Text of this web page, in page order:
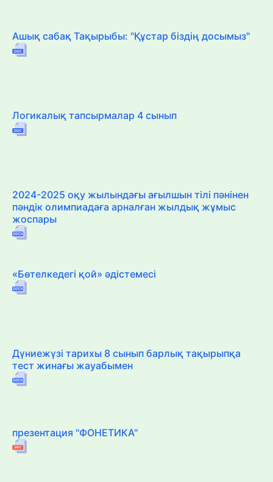
Ашық сабақ Тақырыбы: "Құстар біздің досымыз"
Логикалық тапсырмалар 4 сынып
2024-2025 оқу жылындағы ағылшын тілі пәнінен
пәндік олимпиадаға арналған жылдық жұмыс
жоспары
«Бөтелкедегі қой» әдістемесі
Дүниежүзі тарихы 8 сынып барлық тақырыпқа
тест жинағы жауабымен
презентация "ФОНЕТИКА"